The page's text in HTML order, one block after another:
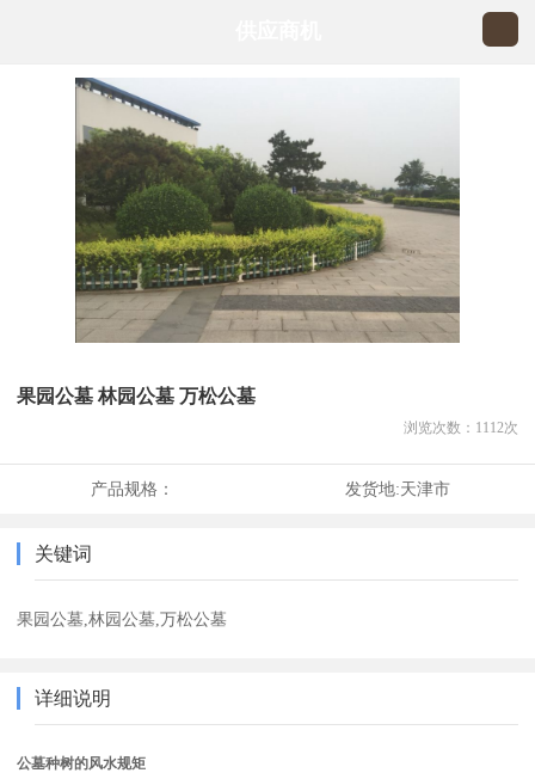
果园公墓 林园公墓 万松公墓
浏览次数： 1112次
产品规格： 发货地:天津市
关键词
果园公墓,林园公墓,万松公墓
详细说明
公墓种树的风水规矩